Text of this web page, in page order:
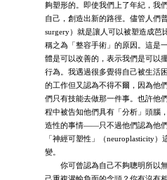
夠塑形的。即使我們上了年紀，我
自己，創造出新的路徑。儘管人們
surgery）就是讓人可以被塑造成芭
稱之為「整容手術」的原因。這是
體是可以改善的，表示我們是可以
行為。我遇過很多覺得自己被生活
的工作但又認為不得不爾，因為他
們只有技能去做那一件事。也許他
程中被告知他們具有「分析」頭腦
造性的事情——只不過他們認為他
「神經可塑性」（neuroplasticity
變。
你可曾認為自己不夠聰明所以無